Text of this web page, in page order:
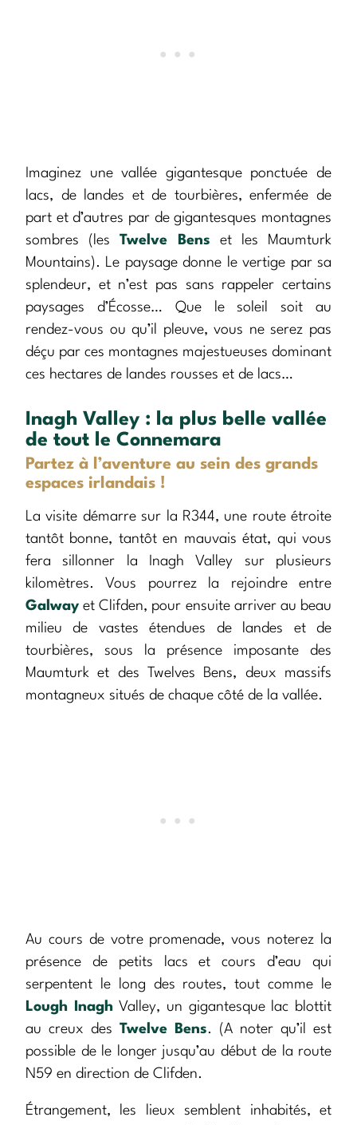
Imaginez une vallée gigantesque ponctuée de
lacs, de landes et de tourbières, enfermée de
part et d’autres par de gigantesques montagnes
sombres (lesTwelve Bens et les Maumturk
Mountains). Le paysage donne le vertige par sa
splendeur, et n’est pas sans rappeler certains
paysages d’Écosse… Que le soleil soit au
rendez-vous ou qu’il pleuve, vous ne serez pas
déçu par ces montagnes majestueuses dominant
ces hectares de landes rousses et de lacs…
Inagh Valley : la plus belle vallée
de tout le Connemara
Partez à l’aventure au sein des grands
espaces irlandais !
La visite démarre sur la R344, une route étroite
tantôt bonne, tantôt en mauvais état, qui vous
fera sillonner la Inagh Valley sur plusieurs
kilomètres. Vous pourrez la rejoindre entre
Galway et Clifden, pour ensuite arriver au beau
milieu de vastes étendues de landes et de
tourbières, sous la présence imposante des
Maumturk et des Twelves Bens, deux massifs
montagneux situés de chaque côté de la vallée.
Au cours de votre promenade, vous noterez la
présence de petits lacs et cours d’eau qui
serpentent le long des routes, tout comme le
Lough InaghValley, un gigantesque lac blottit
au creux des Twelve Bens. (A noter qu’il est
possible de le longer jusqu’au début de la route
N59 en direction de Clifden.
Étrangement, les lieux semblent inhabités, et